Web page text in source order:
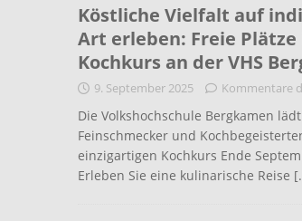
Köstliche Vielfalt auf
Art erleben: Freie Plätze
Kochkurs an der VHS
9. September 2025 Kommentare
Die Volkshochschule Bergkamen
Feinschmecker und
einzigartigen Kochkurs Ende
Erleben Sie eine kulinarische Reise